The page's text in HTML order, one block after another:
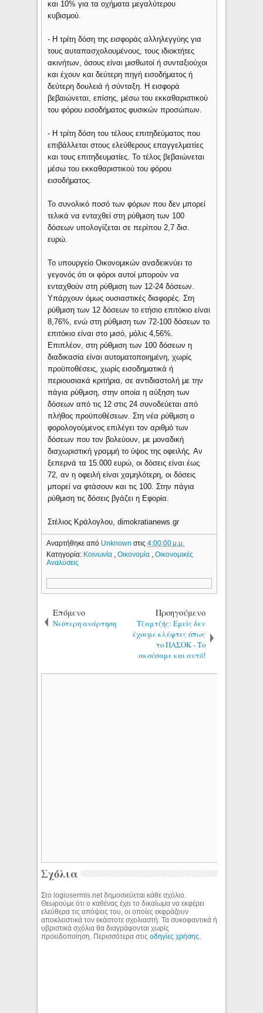
και 10% για τα οχήματα μεγαλύτερου
κυβισμού.
- Η τρίτη δόση της εισφοράς αλληλεγγύης για
τους αυταπασχολουμένους, τους ιδιοκτήτες
ακινήτων, όσους είναι μισθωτοί ή συνταξιούχοι
και έχουν και δεύτερη πηγή εισοδήματος ή
δεύτερη δουλειά ή σύνταξη. Η εισφορά
βεβαιώνεται, επίσης, μέσω του εκκαθαριστικού
του φόρου εισοδήματος φυσικών προσώπων.
- Η τρίτη δόση του τέλους επιτηδεύματος που
επιβάλλεται στους ελεύθερους επαγγελματίες
και τους επιτηδευματίες. Το τέλος βεβαιώνεται
μέσω του εκκαθαριστικού του φόρου
εισοδήματος.
Το συνολικό ποσό των φόρων που δεν μπορεί
τελικά να ενταχθεί στη ρύθμιση των 100
δόσεων υπολογίζεται σε περίπου 2,7 δισ.
ευρώ.
Το υπουργείο Οικονομικών αναδεικνύει το
γεγονός ότι οι φόροι αυτοί μπορούν να
ενταχθούν στη ρύθμιση των 12-24 δόσεων.
Υπάρχουν όμως ουσιαστικές διαφορές. Στη
ρύθμιση των 12 δόσεων το ετήσιο επιτόκιο είναι
8,76%, ενώ στη ρύθμιση των 72-100 δόσεων το
επιτόκιο είναι στο μισό, μόλις 4,56%.
Επιπλέον, στη ρύθμιση των 100 δόσεων η
διαδικασία είναι αυτοματοποιημένη, χωρίς
προϋποθέσεις, χωρίς εισοδηματικά ή
περιουσιακά κριτήρια, σε αντιδιαστολή με την
πάγια ρύθμιση, στην οποία η αύξηση των
δόσεων από τις 12 στις 24 συνοδεύεται από
πλήθος προϋποθέσεων. Στη νέα ρύθμιση ο
φορολογούμενος επιλέγει τον αριθμό των
δόσεων που τον βολεύουν, με μοναδική
διαχωριστική γραμμή το ύψος της οφειλής. Αν
ξεπερνά τα 15.000 ευρώ, οι δόσεις είναι έως
72, αν η οφειλή είναι χαμηλότερη, οι δόσεις
μπορεί να φτάσουν και τις 100. Στην πάγια
ρύθμιση τις δόσεις βγάζει η Εφορία.
Στέλιος Κράλογλου, dimokratianews.gr
Αναρτήθηκε από Unknownστις4:00:00 μ.μ.
Κατηγορία: Κοινωνία ,Οικονομία ,Οικονομικές
Αναλύσεις
Επόμενο
Νεότερη ανάρτηση
Προηγούμενο
Τζαμτζής: Εμείς δεν
έχουμε κλέφτες όπως
το ΠΑΣΟΚ - Το
ακούσαμε και αυτό!
Σχόλια
Στο logiosermis.net δημοσιεύεται κάθε σχόλιο.
Θεωρούμε ότι ο καθένας έχει το δικαίωμα να εκφέρει
ελεύθερα τις απόψεις του, οι οποίες εκφράζουν
αποκλειστικά τον εκάστοτε σχολιαστή. Τα συκοφαντικά ή
υβριστικά σχόλια θα διαγράφονται χωρίς
προειδοποίηση. Περισσότερα στιςοδηγίες χρήσης